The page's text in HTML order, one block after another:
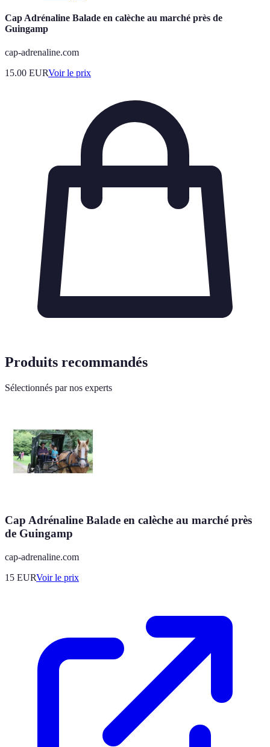
Cap Adrénaline Balade en calèche au marché près de
Guingamp
cap-adrenaline.com
15.00 EURVoir le prix
Produits recommandés
Sélectionnés par nos experts
Cap Adrénaline Balade en calèche au marché près
de Guingamp
cap-adrenaline.com
15 EURVoir le prix